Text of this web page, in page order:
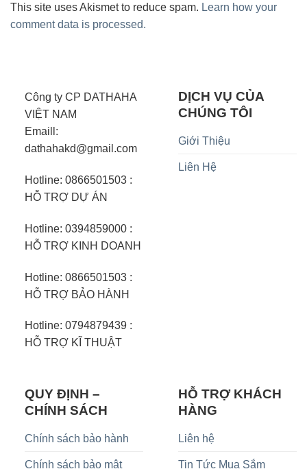
This site uses Akismet to reduce spam. Learn how your
comment data is processed.
Công ty CP DATHAHA
VIỆT NAM
Emaill:
dathahakd@gmail.com
Hotline: 0866501503 :
HỖ TRỢ DỰ ÁN
Hotline: 0394859000 :
HỖ TRỢ KINH DOANH
Hotline: 0866501503 :
HỖ TRỢ BẢO HÀNH
Hotline: 0794879439 :
HỖ TRỢ KĨ THUẬT
DỊCH VỤ CỦA
CHÚNG TÔI
Giới Thiệu
Liên Hệ
QUY ĐỊNH –
CHÍNH SÁCH
Chính sách bảo hành
Chính sách bảo mật
HỖ TRỢ KHÁCH
HÀNG
Liên hệ
Tin Tức Mua Sắm